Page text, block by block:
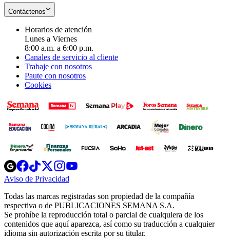
Contáctenos
Horarios de atención
Lunes a Viernes
8:00 a.m. a 6:00 p.m.
Canales de servicio al cliente
Trabaje con nosotros
Paute con nosotros
Cookies
Opens
in
new
Opens
in
new
Opens
in
new
window
Opens
new
windowwindow
Aviso de Privacidad
new
window
Todas las marcas registradas son propiedad de la compañía
respectiva o de PUBLICACIONES SEMANA S.A.
Se prohíbe la reproducción total o parcial de cualquiera de los
contenidos que aquí aparezca, así como su traducción a cualquier
idioma sin autorización escrita por su titular.